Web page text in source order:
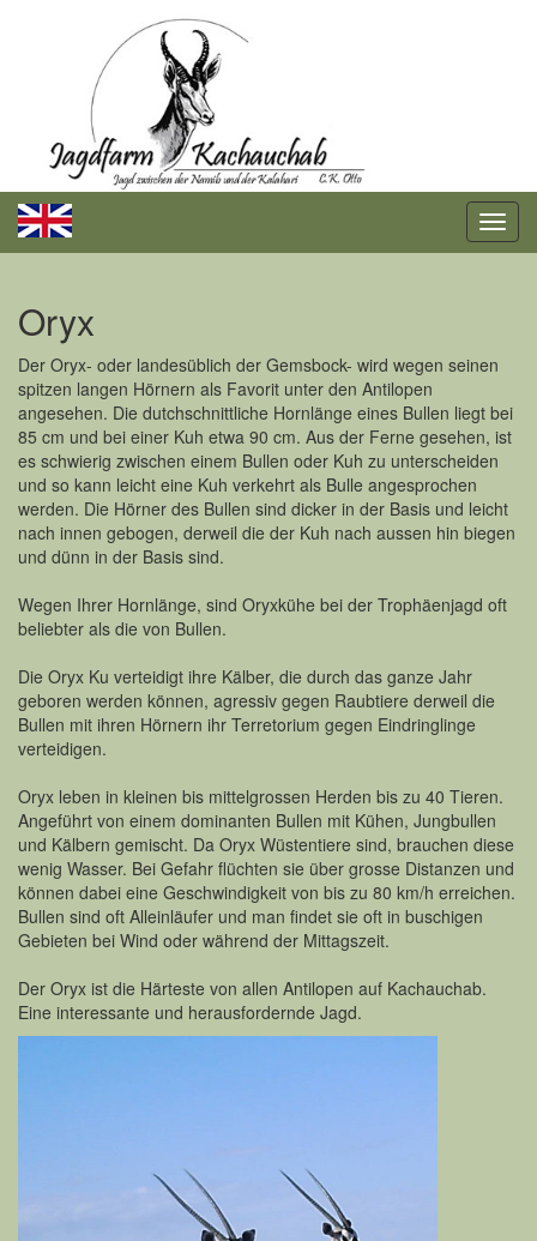
Oryx
Der Oryx- oder landesüblich der Gemsbock- wird wegen seinen
spitzen langen Hörnern als Favorit unter den Antilopen
angesehen. Die dutchschnittliche Hornlänge eines Bullen liegt bei
85 cm und bei einer Kuh etwa 90 cm. Aus der Ferne gesehen, ist
es schwierig zwischen einem Bullen oder Kuh zu unterscheiden
und so kann leicht eine Kuh verkehrt als Bulle angesprochen
werden. Die Hörner des Bullen sind dicker in der Basis und leicht
nach innen gebogen, derweil die der Kuh nach aussen hin biegen
und dünn in der Basis sind.
Wegen Ihrer Hornlänge, sind Oryxkühe bei der Trophäenjagd oft
beliebter als die von Bullen.
Die Oryx Ku verteidigt ihre Kälber, die durch das ganze Jahr
geboren werden können, agressiv gegen Raubtiere derweil die
Bullen mit ihren Hörnern ihr Terretorium gegen Eindringlinge
verteidigen.
Oryx leben in kleinen bis mittelgrossen Herden bis zu 40 Tieren.
Angeführt von einem dominanten Bullen mit Kühen, Jungbullen
und Kälbern gemischt. Da Oryx Wüstentiere sind, brauchen diese
wenig Wasser. Bei Gefahr flüchten sie über grosse Distanzen und
können dabei eine Geschwindigkeit von bis zu 80 km/h erreichen.
Bullen sind oft Alleinläufer und man findet sie oft in buschigen
Gebieten bei Wind oder während der Mittagszeit.
Der Oryx ist die Härteste von allen Antilopen auf Kachauchab.
Eine interessante und herausfordernde Jagd.